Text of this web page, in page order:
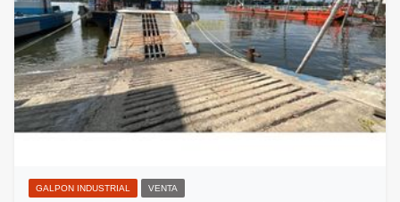
GALPON INDUSTRIAL VENTA